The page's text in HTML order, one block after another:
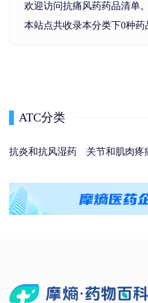
欢迎访问抗痛风药药品清单
本站点共收录本分类下0种
ATC分类
抗炎和抗风湿药 关节和肌肉疼